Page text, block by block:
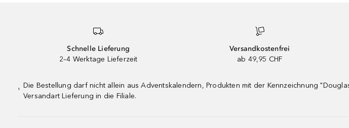
Schnelle Lieferung
2–4 Werktage Lieferzeit
Versandkostenfrei
ab 49,95 CHF
¹
Die Bestellung darf nicht allein aus Adventskalendern, Produkten mit der Kennzeichnung
Versandart Lieferung in die Filiale.